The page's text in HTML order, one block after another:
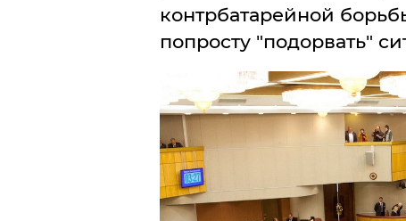
контрбатарейной
попросту "подорвать"